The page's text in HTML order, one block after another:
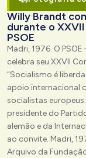
Willy Brandt
durante o
PSOE
Madri, 1976. O
celebra seu XXVII
“Socialismo é
apoio internacional
socialistas
presidente do
alemão e da
ao convite. Madri,
Arquivo da